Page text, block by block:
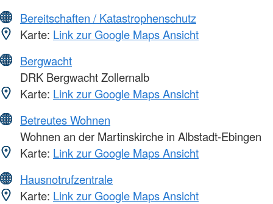
Bereitschaften / Katastrophenschutz
Karte: Link zur Google Maps Ansicht
Bergwacht
DRK Bergwacht Zollernalb
Karte: Link zur Google Maps Ansicht
Betreutes Wohnen
Wohnen an der Martinskirche in Albstadt-Ebingen
Karte: Link zur Google Maps Ansicht
Hausnotrufzentrale
Karte: Link zur Google Maps Ansicht